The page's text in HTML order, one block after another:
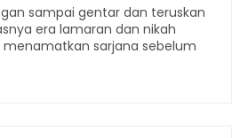
sampai gentar dan teruskan
era lamaran dan nikah
sarjana sebelum